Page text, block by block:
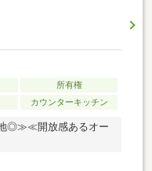
所有権
カウンターキッチン
◎≫≪開放感あるオー